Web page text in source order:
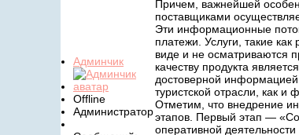
Админчик
Offline
Администратор
Причем, важнейшей
поставщиками
Эти информационные
платежи. Услуги, такие
виде и не осматриваются
качеству продукта
достоверной
туристской отрасли, как и
Отметим, что внедрение
этапов. Первый этап —
оперативной